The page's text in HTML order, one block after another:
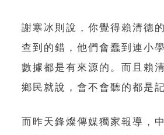
謝寒冰則說，你覺得賴清德
查到的錯，他們會蠢到連小
數據都是有來源的。而且賴
鄉民就說，會不會聽的都是
而昨天鋒燦傳媒獨家報導，